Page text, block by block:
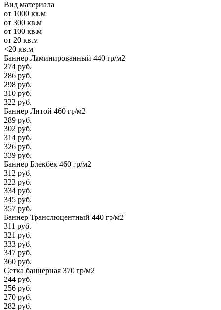
Вид материала
от 1000 кв.м
от 300 кв.м
от 100 кв.м
от 20 кв.м
<20 кв.м
Баннер Ламинированный 440 гр/м2
274 руб.
286 руб.
298 руб.
310 руб.
322 руб.
Баннер Литой 460 гр/м2
289 руб.
302 руб.
314 руб.
326 руб.
339 руб.
Баннер Блекбек 460 гр/м2
312 руб.
323 руб.
334 руб.
345 руб.
357 руб.
Баннер Транслюцентный 440 гр/м2
311 руб.
321 руб.
333 руб.
347 руб.
360 руб.
Сетка баннерная 370 гр/м2
244 руб.
256 руб.
270 руб.
282 руб.